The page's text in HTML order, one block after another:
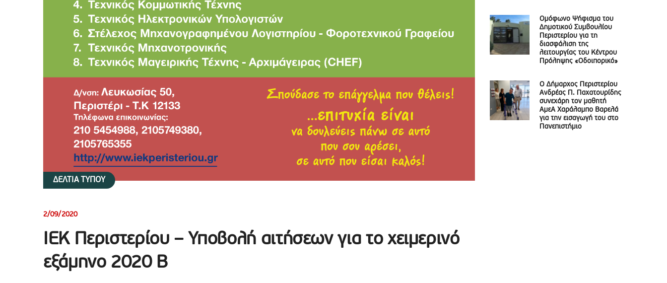
ΔΕΛΤΙΑ ΤΥΠΟΥ
2/09/2020
ΙΕΚ Περιστερίου – Υποβολή αιτήσεων για το χειμερινό
εξάμηνο 2020 Β
Ομόφωνο Ψήφισμα του
Δημοτικού Συμβουλίου
Περιστερίου για τη
διασφάλιση της
λειτουργίας του Κέντρου
Πρόληψης «Οδοιπορικό»
Ο Δήμαρχος Περιστερίου
Ανδρέας Π. Παχατουρίδης
συνεχάρη τον μαθητή
ΑμεΑ Χαράλαμπο Βαρελά
για την εισαγωγή του στο
Πανεπιστήμιο